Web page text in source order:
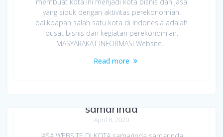
yang sibuk dengan aktivitas perekonomian.
balikpapan salah satu kota di Indonesia adalah
pusat bisnis dan kegiatan perekonomian.
MASYARAKAT INFORMASI Website…
Read more
samarinda
April 8, 2020